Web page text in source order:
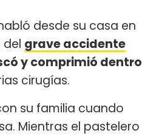
desde su casa en
del grave accidente
y comprimió dentro
cirugías.
su familia cuando
Mientras el pastelero